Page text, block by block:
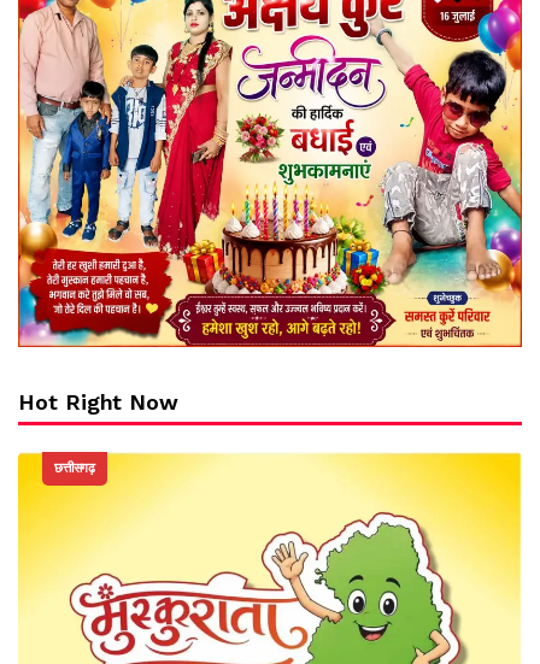
Hot Right Now
छत्तीसगढ़